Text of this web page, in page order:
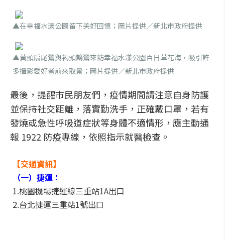
▲在幸福水漾公園留下美好回憶；圖片提供／新北市政府提供
▲黃頭扇尾鶯與褐頭鷦鶯來訪幸福水漾公園百日草花海，吸引許
多攝影愛好者前來取景；圖片提供／新北市政府提供
最後，提醒市民朋友們，疫情期間請注意自身防護
並保持社交距離，落實勤洗手，正確戴口罩，若有
發燒或急性呼吸道症狀等身體不適情形，應主動通
報 1922 防疫專線，依照指示就醫檢查。
【交通資訊】
（一）捷運：
1.桃園機場捷運線三重站1A出口
2.台北捷運三重站1號出口